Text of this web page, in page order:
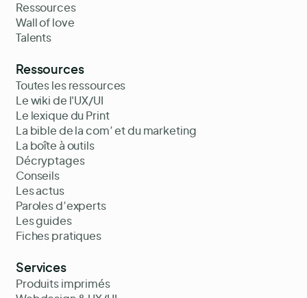
Ressources
Wall of love
Talents
Ressources
Toutes les ressources
Le wiki de l'UX/UI
Le lexique du Print
La bible de la com’ et du marketing
La boîte à outils
Décryptages
Conseils
Les actus
Paroles d’experts
Les guides
Fiches pratiques
Services
Produits imprimés